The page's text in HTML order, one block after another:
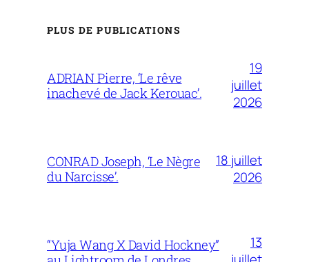
PLUS DE PUBLICATIONS
ADRIAN Pierre, ‘Le rêve
inachevé de Jack Kerouac’.
19
juillet
2026
CONRAD Joseph, ‘Le Nègre
du Narcisse’.
18 juillet
2026
“Yuja Wang X David Hockney”
13